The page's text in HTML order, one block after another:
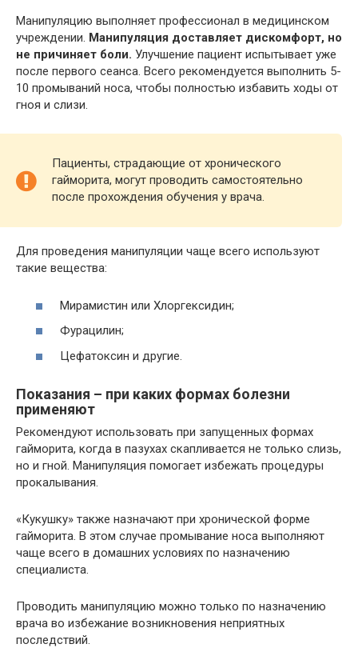
Манипуляцию выполняет профессионал в медицинском
учреждении. Манипуляция доставляет дискомфорт, но
не причиняет боли. Улучшение пациент испытывает уже
после первого сеанса. Всего рекомендуется выполнить 5-
10 промываний носа, чтобы полностью избавить ходы от
гноя и слизи.
Пациенты, страдающие от хронического
гайморита, могут проводить самостоятельно
после прохождения обучения у врача.
Для проведения манипуляции чаще всего используют
такие вещества:
Мирамистин или Хлоргексидин;
Фурацилин;
Цефатоксин и другие.
Показания – при каких формах болезни
применяют
Рекомендуют использовать при запущенных формах
гайморита, когда в пазухах скапливается не только слизь,
но и гной. Манипуляция помогает избежать процедуры
прокалывания.
«Кукушку» также назначают при хронической форме
гайморита. В этом случае промывание носа выполняют
чаще всего в домашних условиях по назначению
специалиста.
Проводить манипуляцию можно только по назначению
врача во избежание возникновения неприятных
последствий.